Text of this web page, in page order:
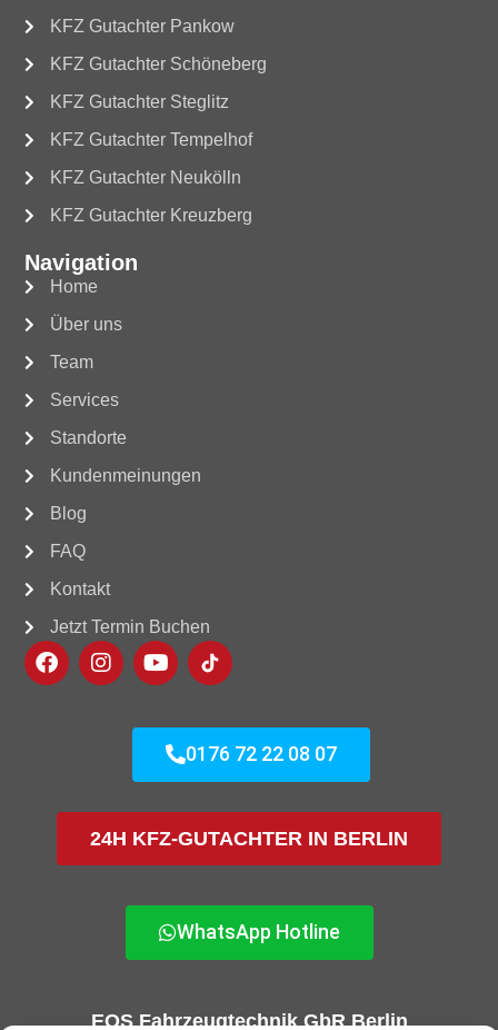
KFZ Gutachter Pankow
KFZ Gutachter Schöneberg
KFZ Gutachter Steglitz
KFZ Gutachter Tempelhof
KFZ Gutachter Neukölln
KFZ Gutachter Kreuzberg
Navigation
Home
Über uns
Team
Services
Standorte
Kundenmeinungen
Blog
FAQ
Kontakt
Jetzt Termin Buchen
0176 72 22 08 07
24H KFZ-GUTACHTER IN BERLIN
WhatsApp Hotline
EOS Fahrzeugtechnik GbR Berlin